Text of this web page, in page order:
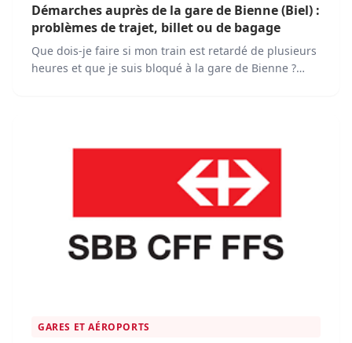
Démarches auprès de la gare de Bienne (Biel) :
problèmes de trajet, billet ou de bagage
Que dois-je faire si mon train est retardé de plusieurs
heures et que je suis bloqué à la gare de Bienne ?
GARES ET AÉROPORTS